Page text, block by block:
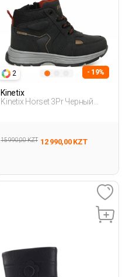
2 - 19%
Kinetix
Kinetix Horset 3Pr Черный
15 990,00 KZT 12 990,00 KZT